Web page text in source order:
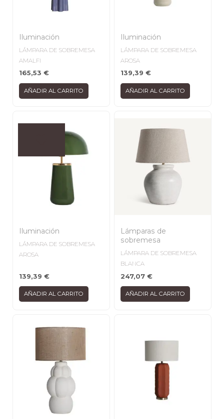
Iluminación
LÁMPARA DE SOBREMESA
AMALFI
165,53€
AÑADIR AL CARRITO
Iluminación
LÁMPARA DE SOBREMESA
AROSA
139,39 €
AÑADIR AL CARRITO
Iluminación
LÁMPARA DE SOBREMESA
AROSA
139,39€
AÑADIR AL CARRITO
Lámparas de
sobremesa
LÁMPARA DE SOBREMESA
BLANCA
247,07 €
AÑADIR AL CARRITO